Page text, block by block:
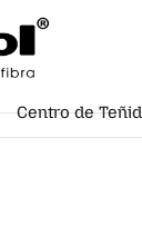
Centro de